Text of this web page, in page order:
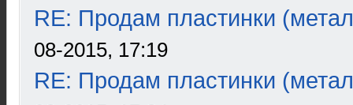
RE: Продам пластинки
08-2015, 17:19
RE: Продам пластинки